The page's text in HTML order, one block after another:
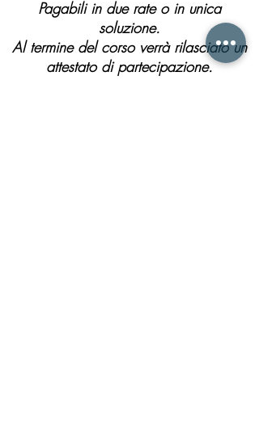
Pagabili in due rate o in unica
soluzione.
Al termine del corso verrà rilasciato un
attestato di partecipazione.